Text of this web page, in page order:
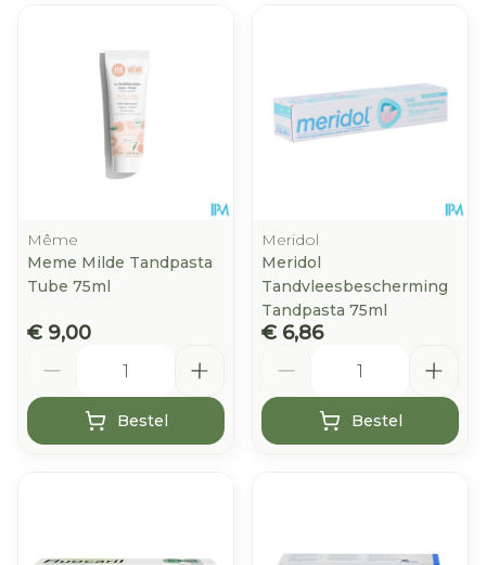
Même
Meme Milde Tandpasta
Tube 75ml
€ 9,00
Bestel
Meridol
Meridol
Tandvleesbescherming
Tandpasta 75ml
€ 6,86
Bestel